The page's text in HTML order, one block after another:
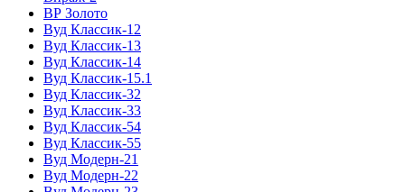
ВР Золото
Вуд Классик-12
Вуд Классик-13
Вуд Классик-14
Вуд Классик-15.1
Вуд Классик-32
Вуд Классик-33
Вуд Классик-54
Вуд Классик-55
Вуд Модерн-21
Вуд Модерн-22